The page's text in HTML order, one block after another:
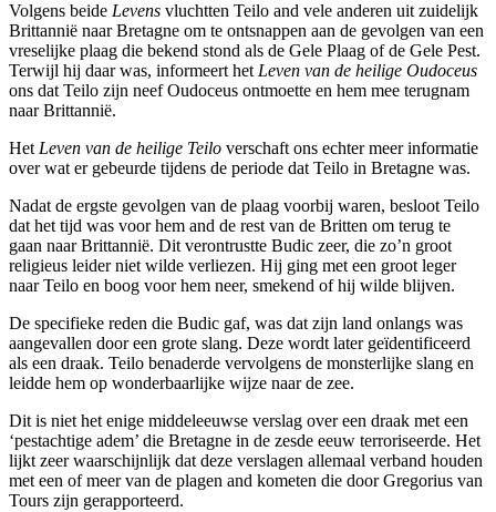
Volgens beide Levens vluchtten Teilo and vele anderen uit zuidelijk
Brittannië naar Bretagne om te ontsnappen aan de gevolgen van een
vreselijke plaag die bekend stond als de Gele Plaag of de Gele Pest.
Terwijl hij daar was, informeert het Leven van de heilige Oudoceus
ons dat Teilo zijn neef Oudoceus ontmoette en hem mee terugnam
naar Brittannië.
Het Leven van de heilige Teilo verschaft ons echter meer informatie
over wat er gebeurde tijdens de periode dat Teilo in Bretagne was.
Nadat de ergste gevolgen van de plaag voorbij waren, besloot Teilo
dat het tijd was voor hem and de rest van de Britten om terug te
gaan naar Brittannië. Dit verontrustte Budic zeer, die zo’n groot
religieus leider niet wilde verliezen. Hij ging met een groot leger
naar Teilo en boog voor hem neer, smekend of hij wilde blijven.
De specifieke reden die Budic gaf, was dat zijn land onlangs was
aangevallen door een grote slang. Deze wordt later geïdentificeerd
als een draak. Teilo benaderde vervolgens de monsterlijke slang en
leidde hem op wonderbaarlijke wijze naar de zee.
Dit is niet het enige middeleeuwse verslag over een draak met een
‘pestachtige adem’ die Bretagne in de zesde eeuw terroriseerde. Het
lijkt zeer waarschijnlijk dat deze verslagen allemaal verband houden
met een of meer van de plagen and kometen die door Gregorius van
Tours zijn gerapporteerd.